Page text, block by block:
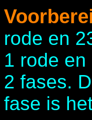
rode en
1 rode
2 fases.
fase is